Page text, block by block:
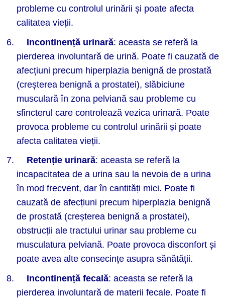
probleme cu controlul urinării și poate afecta
calitatea vieții.
Incontinență urinară: aceasta se referă la
pierderea involuntară de urină. Poate fi cauzată de
afecțiuni precum hiperplazia benignă de prostată
(creșterea benignă a prostatei), slăbiciune
musculară în zona pelviană sau probleme cu
sfincterul care controlează vezica urinară. Poate
provoca probleme cu controlul urinării și poate
afecta calitatea vieții.
Retenție urinară: aceasta se referă la
incapacitatea de a urina sau la nevoia de a urina
în mod frecvent, dar în cantități mici. Poate fi
cauzată de afecțiuni precum hiperplazia benignă
de prostată (creșterea benignă a prostatei),
obstrucții ale tractului urinar sau probleme cu
musculatura pelviană. Poate provoca disconfort și
poate avea alte consecințe asupra sănătății.
Incontinență fecală: aceasta se referă la
pierderea involuntară de materii fecale. Poate fi